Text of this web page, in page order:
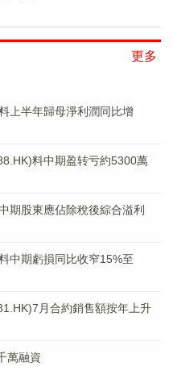
更多
上半年歸母淨利潤同比增
料中期盈转亏約5300萬
期股東應佔除稅後綜合溢利
中期虧損同比收窄15%至
月合約銷售額按年上升
萬融資